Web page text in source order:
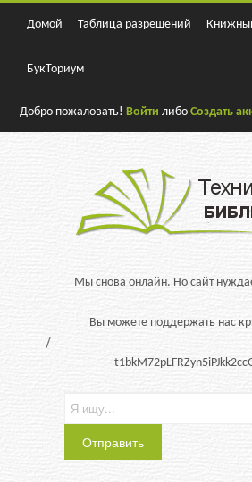
Домой Таблица разрешений
БукТориум
Добро пожаловать!Войти либоСоздать
Мы снова онлайн. Но сайт
Вы можете поддержать нас